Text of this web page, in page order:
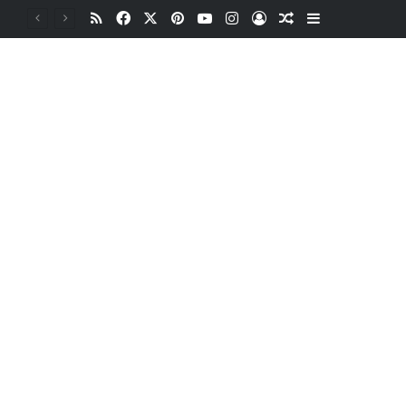
RSSFacebookPinterestYouTubeInstagramOturum aç
Rastgele Makale
Kenar